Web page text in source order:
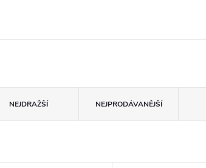
NEJDRAŽŠÍ NEJPRODÁVANĚJŠÍ